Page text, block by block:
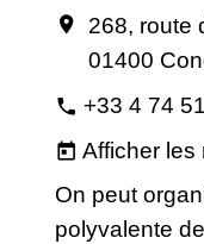
location_on
268, route
01400
phone +33 4 74
today Afficher les
On peut
polyvalente